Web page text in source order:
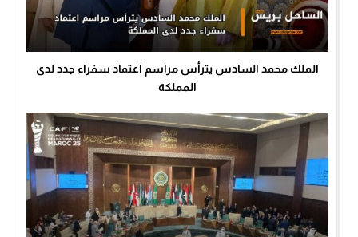
الملك محمد السادس يترأس مراسم اعتماد سفراء جدد لدى
المملكة